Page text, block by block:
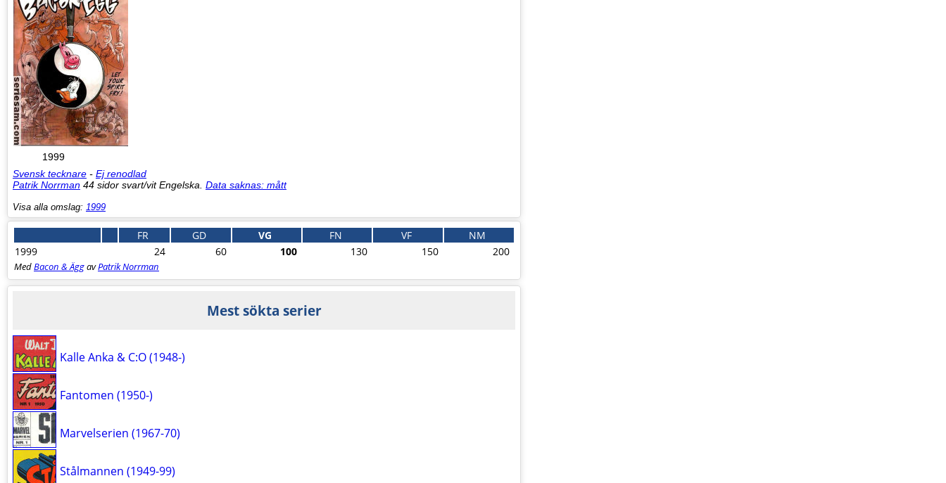
1999
Svensk tecknare - Ej renodlad
Patrik Norrman 44 sidor svart/vit Engelska. Data saknas: mått
Visa alla omslag: 1999
FR GD VG FN VF
NM
1999
24 60 100 130 150 200
MedBacon & ÄggavPatrik Norrman
Mest sökta serier
Kalle Anka & C:O (1948-)
Fantomen (1950-)
Marvelserien (1967-70)
Stålmannen (1949-99)